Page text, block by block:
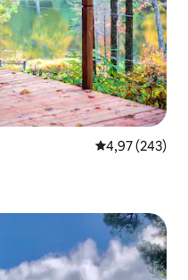
Середня
4,97 (243)